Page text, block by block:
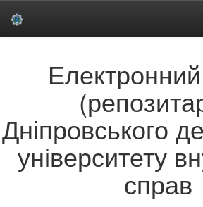
Дніпровського
університету
справ